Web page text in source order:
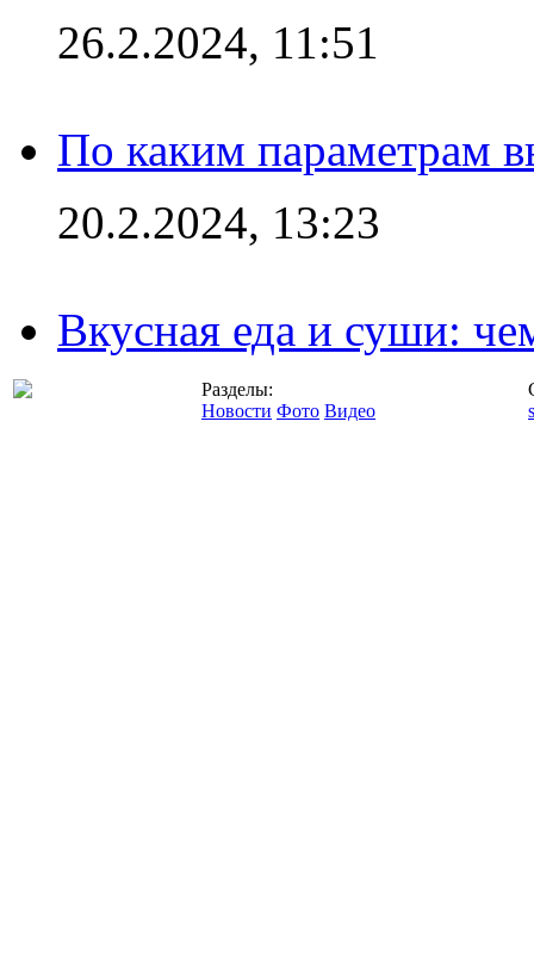
26.2.2024, 11:51
По каким параметрам
20.2.2024, 13:23
Вкусная еда и суши:
Разделы:
Новости Фото Видео